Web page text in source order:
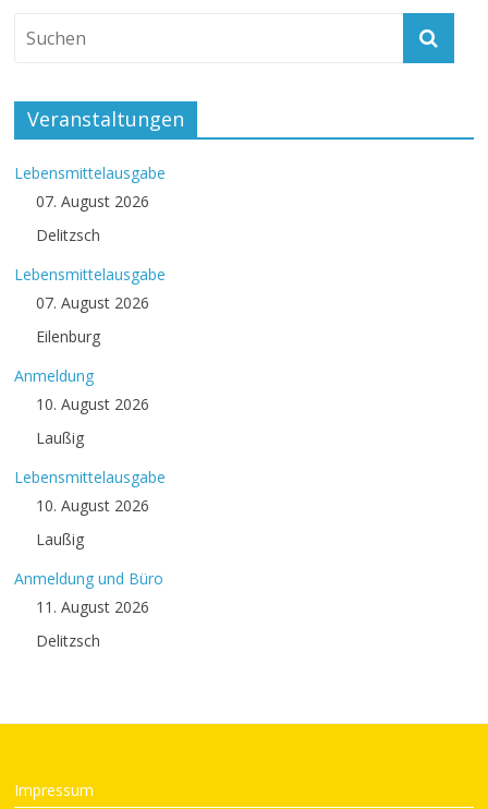
Veranstaltungen
Lebensmittelausgabe
07. August 2026
Delitzsch
Lebensmittelausgabe
07. August 2026
Eilenburg
Anmeldung
10. August 2026
Laußig
Lebensmittelausgabe
10. August 2026
Laußig
Anmeldung und Büro
11. August 2026
Delitzsch
Impressum